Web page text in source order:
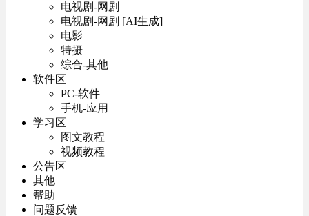
电视剧-网剧
电视剧-网剧 [AI生成]
电影
特摄
综合-其他
软件区
PC-软件
手机-应用
学习区
图文教程
视频教程
公告区
其他
帮助
问题反馈